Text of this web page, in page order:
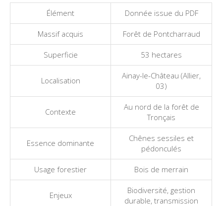
Élément Donnée issue du PDF
Massif acquis Forêt de Pontcharraud
Superficie 53 hectares
Localisation
Ainay-le-Château (Allier,
03)
Contexte
Au nord de la forêt de
Tronçais
Essence dominante
Chênes sessiles et
pédonculés
Usage forestier Bois de merrain
Enjeux
Biodiversité, gestion
durable, transmission